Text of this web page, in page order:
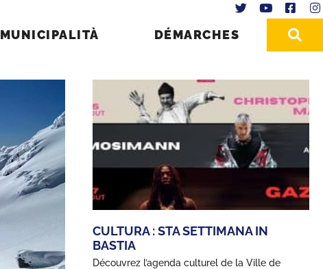
MUNICIPALITÀ DÉMARCHES
CULTURA : STA SETTIMANA IN
BASTIA
Découvrez l’agenda culturel de la Ville de